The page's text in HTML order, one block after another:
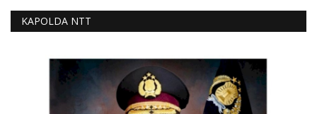
KAPOLDA NTT